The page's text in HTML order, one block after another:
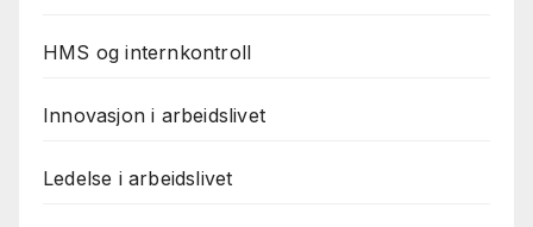
HMS og internkontroll
Innovasjon i arbeidslivet
Ledelse i arbeidslivet